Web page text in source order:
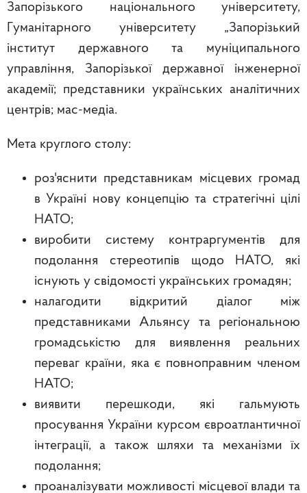
Запорізького національного університету,
Гуманітарного університету „Запорізький
інститут державного та муніципального
управління, Запорізької державної інженерної
академії; представники українських аналітичних
центрів; мас-медіа.
Мета круглого столу:
роз'яснити представникам місцевих громад
в Україні нову концепцію та стратегічні цілі
НАТО;
виробити систему контраргументів для
подолання стереотипів щодо НАТО, які
існують у свідомості українських громадян;
налагодити відкритий діалог між
представниками Альянсу та регіональною
громадськістю для виявлення реальних
переваг країни, яка є повноправним членом
НАТО;
виявити перешкоди, які гальмують
просування України курсом євроатлантичної
інтеграції, а також шляхи та механізми їх
подолання;
проаналізувати можливості місцевої влади та